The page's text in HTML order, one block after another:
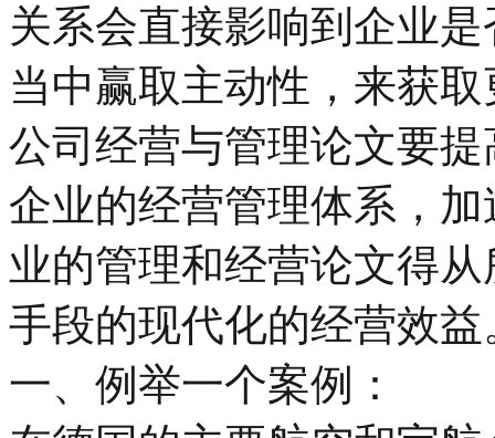
关系会直接影响到企业
当中赢取主动性，来获
公司经营与管理论文要
企业的经营管理体系，
业的管理和经营论文得
手段的现代化的经营效益
一、例举一个案例：